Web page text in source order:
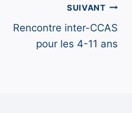
SUIVANT
Rencontre inter-CCAS
pour les 4-11 ans